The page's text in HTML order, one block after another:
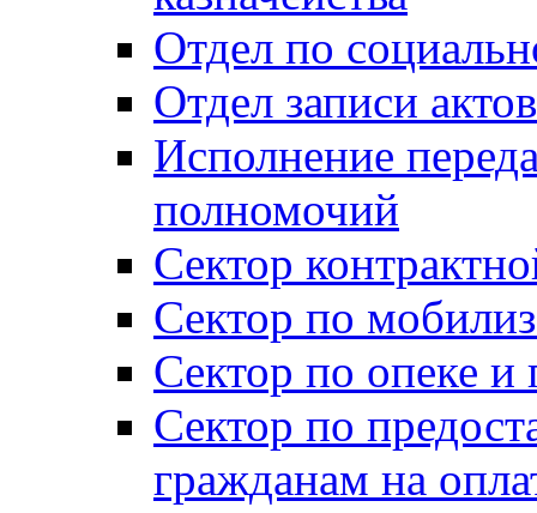
Отдел по
Отдел записи
Исполнение
полномочий
Сектор
Сектор по
Сектор по опеке и
Сектор по
гражданам на